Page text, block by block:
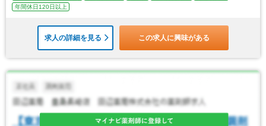
年間休日120日以上
求人の詳細を見る この求人に興味がある